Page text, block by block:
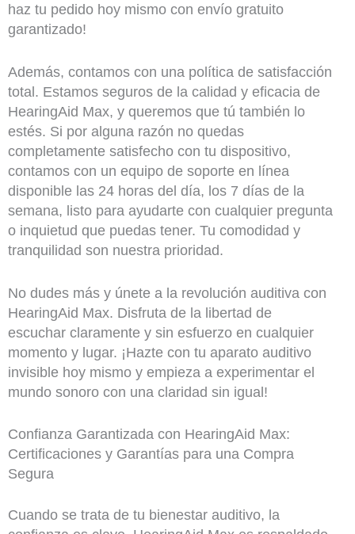
haz tu pedido hoy mismo con envío gratuito
garantizado!
Además, contamos con una política de satisfacción
total. Estamos seguros de la calidad y eficacia de
HearingAid Max, y queremos que tú también lo
estés. Si por alguna razón no quedas
completamente satisfecho con tu dispositivo,
contamos con un equipo de soporte en línea
disponible las 24 horas del día, los 7 días de la
semana, listo para ayudarte con cualquier pregunta
o inquietud que puedas tener. Tu comodidad y
tranquilidad son nuestra prioridad.
No dudes más y únete a la revolución auditiva con
HearingAid Max. Disfruta de la libertad de
escuchar claramente y sin esfuerzo en cualquier
momento y lugar. ¡Hazte con tu aparato auditivo
invisible hoy mismo y empieza a experimentar el
mundo sonoro con una claridad sin igual!
Confianza Garantizada con HearingAid Max:
Certificaciones y Garantías para una Compra
Segura
Cuando se trata de tu bienestar auditivo, la